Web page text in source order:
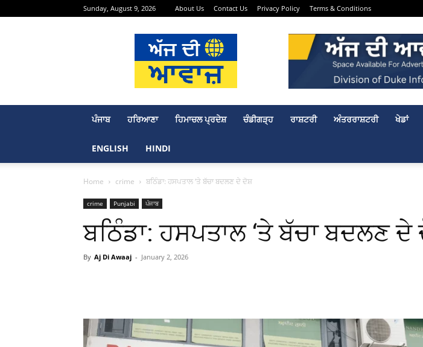
Sunday, August 9, 2026 About Us Contact Us Privacy Policy Terms & Conditions
Aj
Di
Awaaj
–
Punjabi
News
Portal
ਪੰਜਾਬ ਹਰਿਆਣਾ ਹਿਮਾਚਲ ਪ੍ਰਦੇਸ਼ ਚੰਡੀਗੜ੍ਹ ਰਾਸ਼ਟਰੀ ਅੰਤਰਰਾਸ਼ਟਰੀ ਖੇਡਾਂ
ENGLISH HINDI
Home crime ਬਠਿੰਡਾ: ਹਸਪਤਾਲ ‘ਤੇ ਬੱਚਾ ਬਦਲਣ ਦੇ ਦੋਸ਼
crime Punjabi ਪੰਜਾਬ
ਬਠਿੰਡਾ: ਹਸਪਤਾਲ ‘ਤੇ ਬੱਚਾ ਬਦਲਣ ਦੇ
By Aj Di Awaaj - January 2, 2026